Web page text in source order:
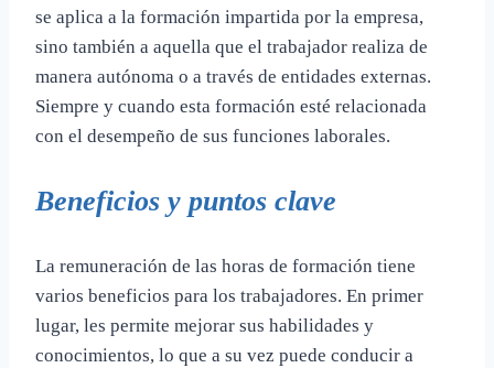
se aplica a la formación impartida por la empresa,
sino también a aquella que el trabajador realiza de
manera autónoma o a través de entidades externas.
Siempre y cuando esta formación esté relacionada
con el desempeño de sus funciones laborales.
Beneficios y puntos clave
La remuneración de las horas de formación tiene
varios beneficios para los trabajadores. En primer
lugar, les permite mejorar sus habilidades y
conocimientos, lo que a su vez puede conducir a